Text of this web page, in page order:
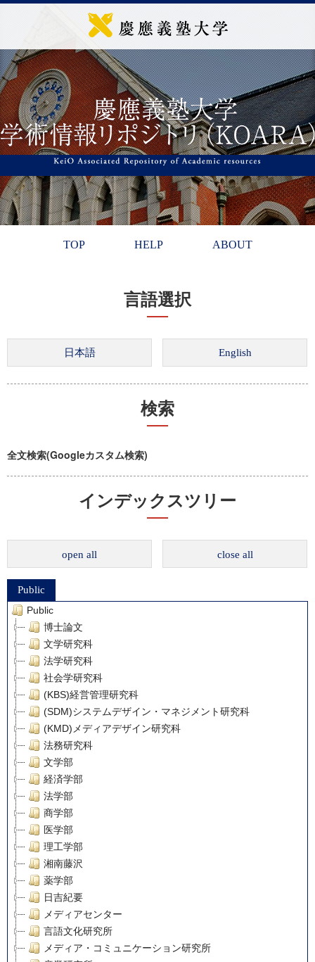
TOP HELP ABOUT
言語選択
検索
全文検索(Googleカスタム検索)
インデックスツリー
open all close all
Public
Public
博士論文
文学研究科
法学研究科
社会学研究科
(KBS)経営管理研究科
(SDM)システムデザイン・マネジメント研究科
(KMD)メディアデザイン研究科
法務研究科
文学部
経済学部
法学部
商学部
医学部
理工学部
湘南藤沢
薬学部
日吉紀要
メディアセンター
言語文化研究所
メディア・コミュニケーション研究所